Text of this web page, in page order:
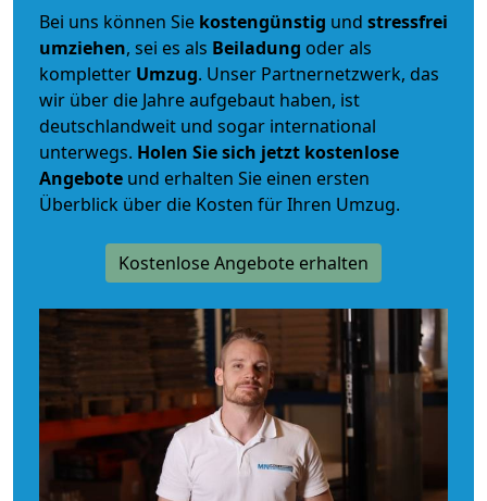
Bei uns können Sie kostengünstig und stressfrei
umziehen, sei es als Beiladung oder als
kompletter Umzug. Unser Partnernetzwerk, das
wir über die Jahre aufgebaut haben, ist
deutschlandweit und sogar international
unterwegs. Holen Sie sich jetzt kostenlose
Angebote und erhalten Sie einen ersten
Überblick über die Kosten für Ihren Umzug.
Kostenlose Angebote erhalten